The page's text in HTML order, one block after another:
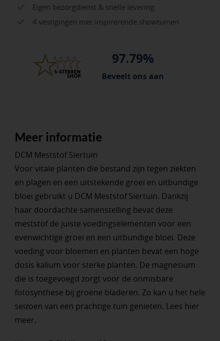
Eigen bezorgdienst & snelle levering
4 vestigingen met inspirerende showtuinen
97.79%
Beveelt ons aan
Meer informatie
DCM Meststof Siertuin
Voor vitale planten die bestand zijn tegen ziekten
en plagen en een uitstekende groei en uitbundige
bloei gebruikt u DCM Meststof Siertuin. Dankzij
haar doordachte samenstelling bevat deze
meststof de juiste voedingselementen voor een
evenwichtige groei en een uitbundige bloei. Deze
voeding voor bloemen en planten bevat een hoge
dosis kalium voor sterke planten. De magnesium
die is toegevoegd zorgt voor de onmisbare
fotosynthese bij groene bladeren. Zo kan u het hele
seizoen van een prachtige tuin genieten. Lees hier
meer.